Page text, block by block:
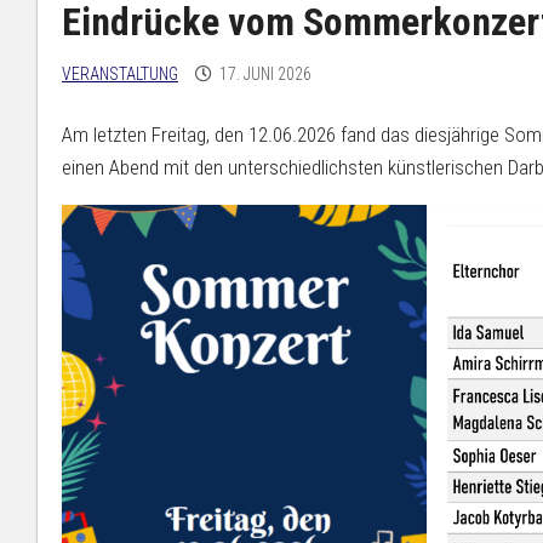
Schule
Courage
Tagesablauf
und
Schultage
Berufs-/Studienorientierung Praktika
MV
Busfahrpläne
Besetzung
der
Schule
und
Leitungsdienst
Clubs
Jahrgangsstufen
11/12
Bildungsserver
7
Eindrücke vom
VERANSTALTUNG 17. JUNI 2026
Am letzten Freitag, den 12.06.2026 fand das diesjährige
einen Abend mit den unterschiedlichsten künstlerischen